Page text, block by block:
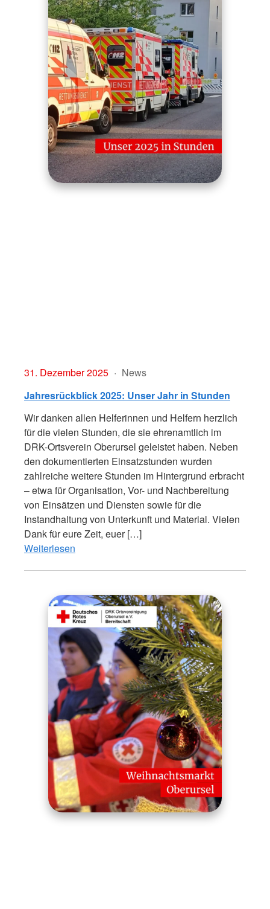
31. Dezember 2025
News
Jahresrückblick 2025: Unser Jahr in Stunden
Wir danken allen Helferinnen und Helfern herzlich
für die vielen Stunden, die sie ehrenamtlich im
DRK-Ortsverein Oberursel geleistet haben. Neben
den dokumentierten Einsatzstunden wurden
zahlreiche weitere Stunden im Hintergrund erbracht
– etwa für Organisation, Vor- und Nachbereitung
von Einsätzen und Diensten sowie für die
Instandhaltung von Unterkunft und Material. Vielen
Dank für eure Zeit, euer […]
Weiterlesen